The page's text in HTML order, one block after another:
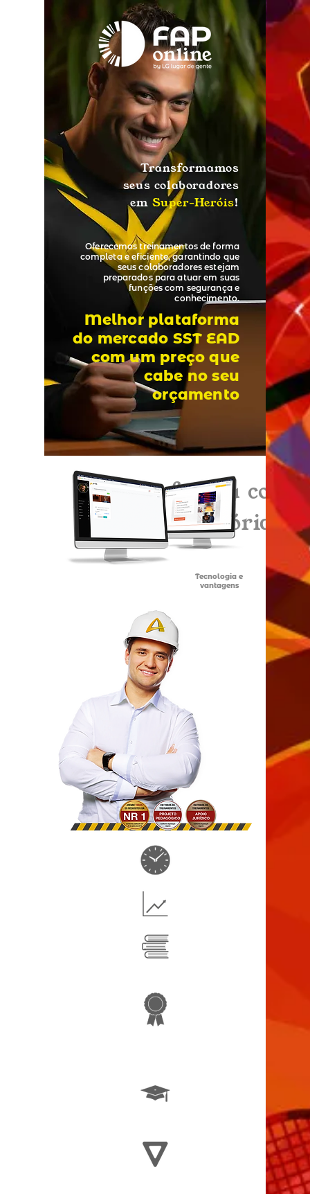
Transformamos
seus colaboradores
em Super-Heróis!
Oferecemos treinamentos de forma
completa e eficiente, garantindo que
seus colaboradores estejam
preparados para atuar em suas
funções com segurança e
conhecimento.
Melhorplataforma
do mercado SST EAD
com um preço que
cabe no seu
orçamento
Plataforma
Regulatórias
Tecnologia e
vantagens